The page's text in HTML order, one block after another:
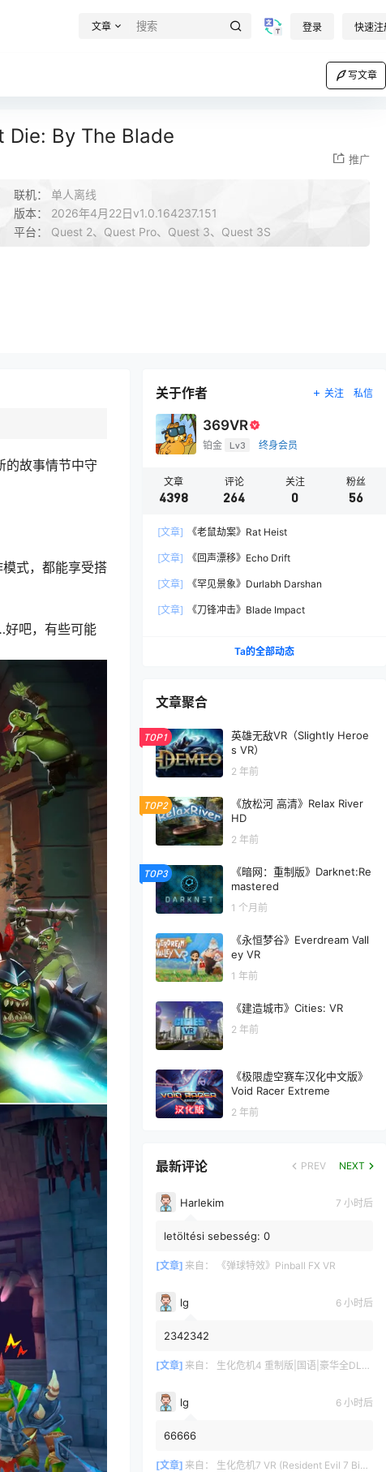
文章 登录 快速注
写文章
Die: By The Blade
推广
联机： 单人离线
版本： 2026年4月22日v1.0.164237.151
平台： Quest 2、Quest Pro、Quest 3、Quest 3S
的故事情节中守
式，都能享受搭
吧，有些可能
关于作者 关注 私信
369VR
铂金 Lv3 终身会员
文章
4398
评论
264
关注
0
粉丝
56
[文章] 《老鼠劫案》Rat Heist
[文章] 《回声漂移》Echo Drift
[文章] 《罕见景象》Durlabh Darshan
[文章] 《刀锋冲击》Blade Impact
Ta的全部动态
文章聚合
TOP1
英雄无敌VR（Slightly Heroe
s VR）
2 年前
TOP2
《放松河 高清》Relax River
HD
2 年前
TOP3
《暗网：重制版》Darknet:Re
mastered
1 个月前
《永恒梦谷》Everdream Vall
ey VR
1 年前
《建造城市》Cities: VR
2 年前
《极限虚空赛车汉化中文版》
Void Racer Extreme
2 年前
最新评论 PREV NEXT
Harlekim 7 小时后
letöltési sebesség: 0
[文章] 来自： 《弹球特效》Pinball FX VR
lg 6 小时后
2342342
[文章] 来自： 生化危机4 重制版|国语|豪华全DLC（Resident Evil 4 VR）
lg 6 小时后
66666
[文章] 来自： 生化危机7 VR (Resident Evil 7 Biohazard VR)